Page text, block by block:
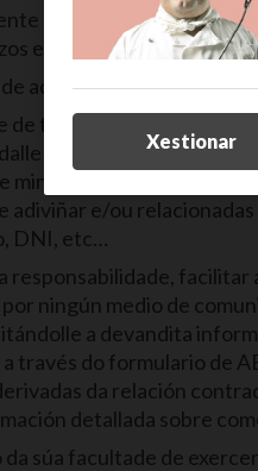
da web de R
en liña de R.
acceso son persoais e
de todas as accións que
escoller unha clave
minúsculas) e
adiviñar e/ou
DNI, etc…
responsabilidade,
por ningún medio de
a devandita
través do formulario de
da relación
detallada sobre
da súa facultade de
Xestionar